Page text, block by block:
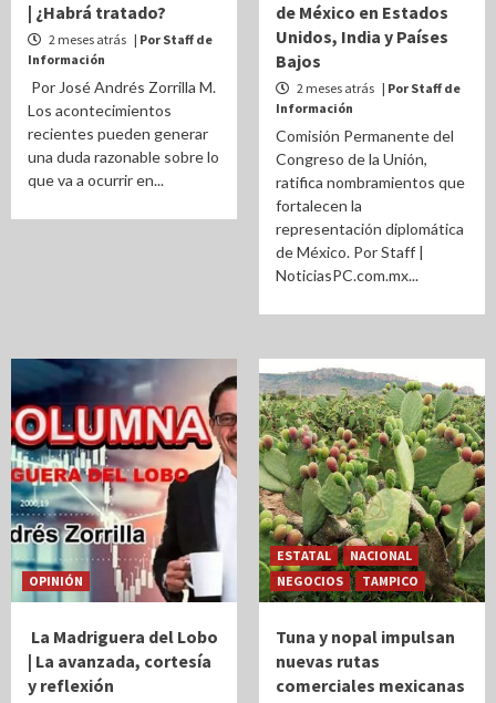
| ¿Habrá tratado?
2 meses atrás | Por Staff de
Información
Por José Andrés Zorrilla M.
Los acontecimientos
recientes pueden generar
una duda razonable sobre lo
que va a ocurrir en...
de México en Estados
Unidos, India y Países
Bajos
2 meses atrás | Por Staff de
Información
Comisión Permanente del
Congreso de la Unión,
ratifica nombramientos que
fortalecen la
representación diplomática
de México. Por Staff |
NoticiasPC.com.mx...
OPINIÓN
La Madriguera del Lobo
| La avanzada, cortesía
y reflexión
ESTATAL
NACIONAL
NEGOCIOS
TAMPICO
Tuna y nopal impulsan
nuevas rutas
comerciales mexicanas